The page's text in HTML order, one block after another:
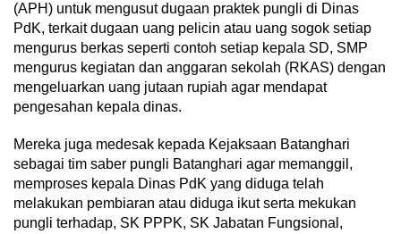
(APH) untuk mengusut dugaan praktek pungli di Dinas
PdK, terkait dugaan uang pelicin atau uang sogok setiap
mengurus berkas seperti contoh setiap kepala SD, SMP
mengurus kegiatan dan anggaran sekolah (RKAS) dengan
mengeluarkan uang jutaan rupiah agar mendapat
pengesahan kepala dinas.
Mereka juga medesak kepada Kejaksaan Batanghari
sebagai tim saber pungli Batanghari agar memanggil,
memproses kepala Dinas PdK yang diduga telah
melakukan pembiaran atau diduga ikut serta mekukan
pungli terhadap, SK PPPK, SK Jabatan Fungsional,